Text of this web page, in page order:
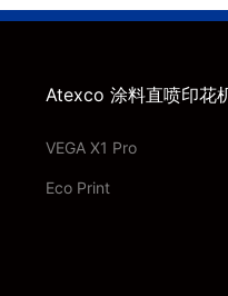
Atexco 涂料直喷印花
VEGA X1 Pro
Eco Print